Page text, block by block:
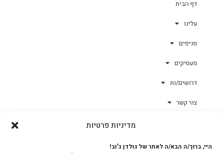
מדיניות פרטיות
היי, ברוך/ה הבא/ה לאתר של גולדן ג'וב!
דף הבית
עלינו
סניפים
מעסיקים
דרושים/ות
צור קשר